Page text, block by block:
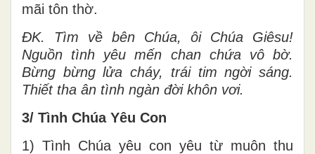
mãi tôn thờ.
ĐK. Tìm về bên Chúa, ôi Chúa Giêsu!
Nguồn tình yêu mến chan chứa vô bờ.
Bừng bừng lửa cháy, trái tim ngời sáng.
Thiết tha ân tình ngàn đời khôn vơi.
3/ Tình Chúa Yêu Con
1) Tình Chúa yêu con yêu từ muôn thu